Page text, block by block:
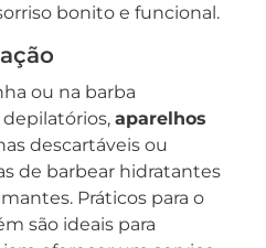
bonito e funcional.
ou na barba
aparelhos
descartáveis ou
de barbear hidratantes
Práticos para o
são ideais para